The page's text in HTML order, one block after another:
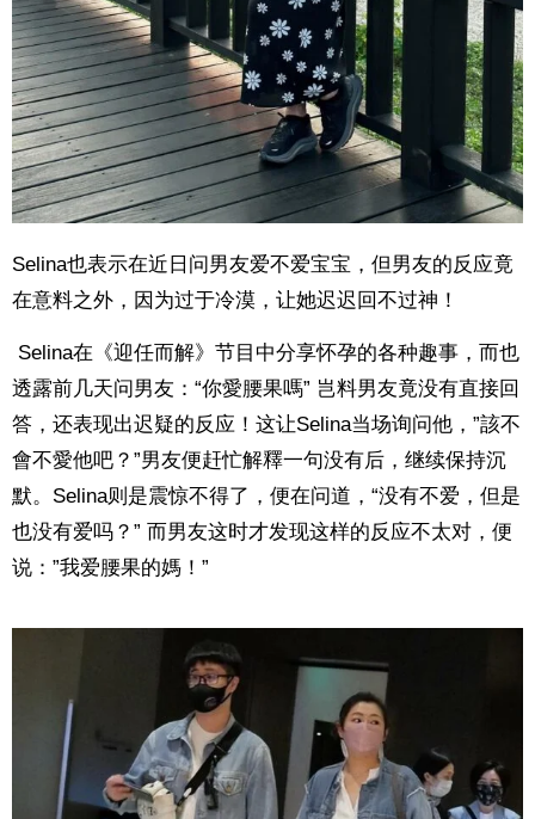
Selina也表示在近日问男友爱不爱宝宝，但男友的反应竟
在意料之外，因为过于冷漠，让她迟迟回不过神！
Selina在《迎任而解》节目中分享怀孕的各种趣事，而也
透露前几天问男友：“你愛腰果嗎” 岂料男友竟没有直接回
答，还表现出迟疑的反应！这让Selina当场询问他，”該不
會不愛他吧？”男友便赶忙解釋一句没有后，继续保持沉
默。Selina则是震惊不得了，便在问道，“没有不爱，但是
也没有爱吗？” 而男友这时才发现这样的反应不太对，便
说：”我爱腰果的媽！”